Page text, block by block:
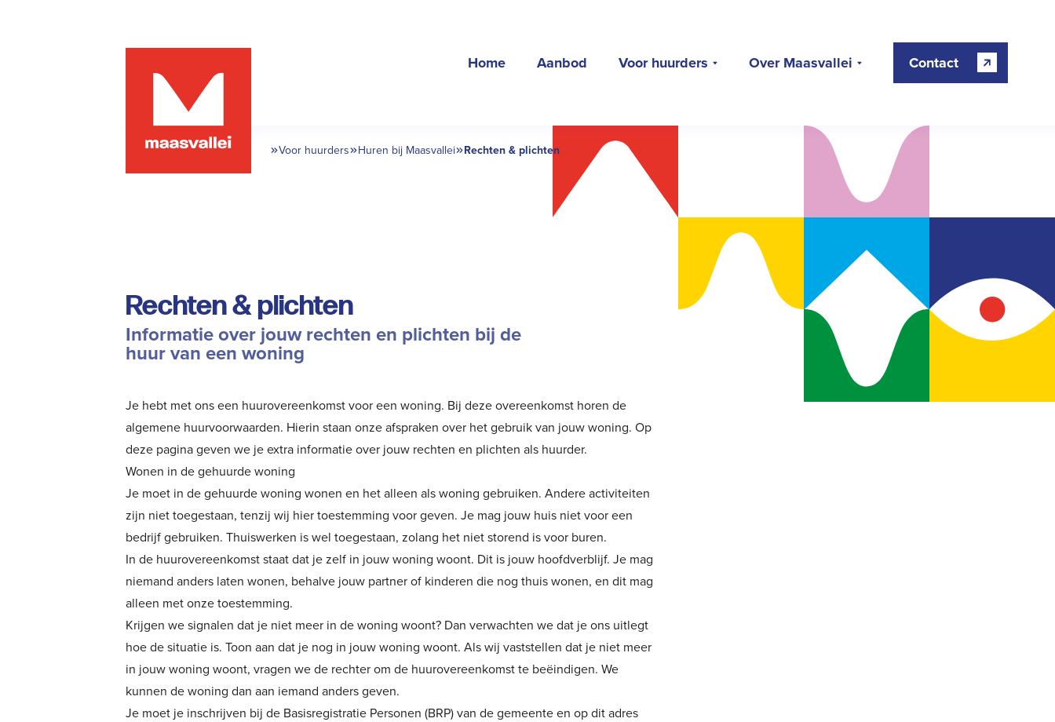
Home Aanbod Voor huurders Over Maasvallei Contact
Rechten & plichten
Informatie over jouw rechten en plichten bij de
huur van een woning
Voor huurders Huren bij Maasvallei Rechten & plichten
Je hebt met ons een huurovereenkomst voor een woning. Bij deze overeenkomst horen de
algemene huurvoorwaarden. Hierin staan onze afspraken over het gebruik van jouw woning. Op
deze pagina geven we je extra informatie over jouw rechten en plichten als huurder.
Wonen in de gehuurde woning
Je moet in de gehuurde woning wonen en het alleen als woning gebruiken. Andere activiteiten
zijn niet toegestaan, tenzij wij hier toestemming voor geven. Je mag jouw huis niet voor een
bedrijf gebruiken. Thuiswerken is wel toegestaan, zolang het niet storend is voor buren.
In de huurovereenkomst staat dat je zelf in jouw woning woont. Dit is jouw hoofdverblijf. Je mag
niemand anders laten wonen, behalve jouw partner of kinderen die nog thuis wonen, en dit mag
alleen met onze toestemming.
Krijgen we signalen dat je niet meer in de woning woont? Dan verwachten we dat je ons uitlegt
hoe de situatie is. Toon aan dat je nog in jouw woning woont. Als wij vaststellen dat je niet meer
in jouw woning woont, vragen we de rechter om de huurovereenkomst te beëindigen. We
kunnen de woning dan aan iemand anders geven.
Je moet je inschrijven bij de Basisregistratie Personen (BRP) van de gemeente en op dit adres